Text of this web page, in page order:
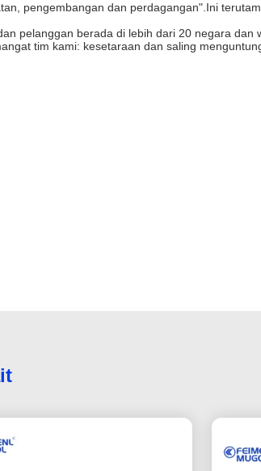
pengembangan dan perdagangan".Ini
pelanggan berada di lebih dari 20 negara dan
tim kami: kesetaraan dan saling